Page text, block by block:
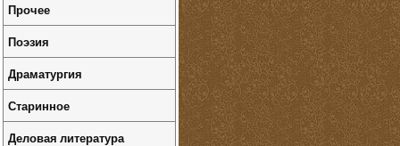
Прочее
Поэзия
Драматургия
Старинное
Деловая литература